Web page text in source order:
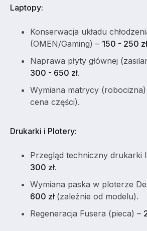
Laptopy:
Konserwacja układu
(OMEN/Gaming) – 150 - 250 zł
Naprawa płyty głównej
300 - 650 zł.
Wymiana matrycy (robocizna)
cena części).
Drukarki i Plotery:
Przegląd techniczny drukarki
300 zł.
Wymiana paska w ploterze
600 zł (zależnie od modelu).
Regeneracja Fusera (pieca) –